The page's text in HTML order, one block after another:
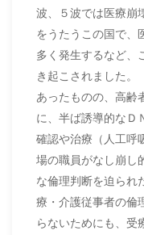
波、５波では医療崩
をうたうこの国で、
多く発生するなど、
き起こされました
あったものの、高齢
に、半ば誘導的なＤ
確認や治療（人工呼
場の職員がなし崩し
な倫理判断を迫ら
療・介護従事者の倫
らないためにも、受